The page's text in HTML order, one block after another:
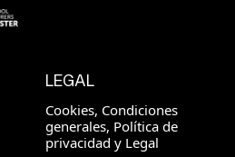
LEGAL
Cookies, Condiciones
generales, Política de
privacidad y Legal